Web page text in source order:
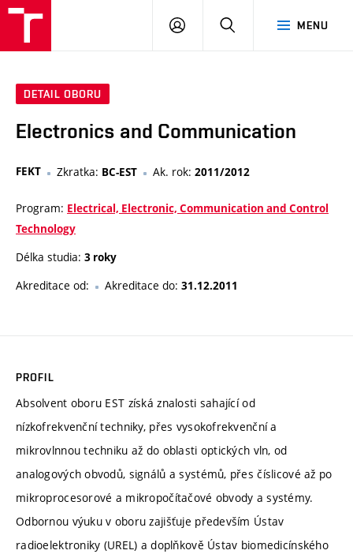
MENU
PŘIHLÁSIT
DETAIL OBORU
Electronics and Communication
FEKT Zkratka: BC-EST Ak. rok: 2011/2012
Program: Electrical, Electronic, Communication and Control
Technology
Délka studia: 3 roky
Akreditace od: Akreditace do: 31.12.2011
PROFIL
Absolvent oboru EST získá znalosti sahající od
nízkofrekvenční techniky, přes vysokofrekvenční a
mikrovlnnou techniku až do oblasti optických vln, od
analogových obvodů, signálů a systémů, přes číslicové až po
mikroprocesorové a mikropočítačové obvody a systémy.
Odbornou výuku v oboru zajišťuje především Ústav
radioelektroniky (UREL) a doplňkově Ústav biomedicínského